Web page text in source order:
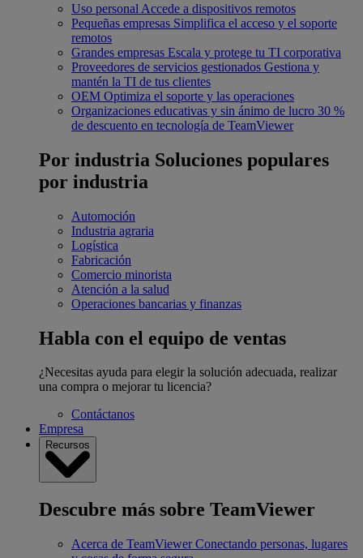
Uso personal Accede a dispositivos remotos
Pequeñas empresas Simplifica el acceso y el soporte
remotos
Grandes empresas Escala y protege tu TI corporativa
Proveedores de servicios gestionados Gestiona y
mantén la TI de tus clientes
OEM Optimiza el soporte y las operaciones
Organizaciones educativas y sin ánimo de lucro 30 %
de descuento en tecnología de TeamViewer
Por industria Soluciones populares
por industria
Automoción
Industria agraria
Logística
Fabricación
Comercio minorista
Atención a la salud
Operaciones bancarias y finanzas
Habla con el equipo de ventas
¿Necesitas ayuda para elegir la solución adecuada, realizar
una compra o mejorar tu licencia?
Contáctanos
Empresa
Recursos
Descubre más sobre TeamViewer
Acerca de TeamViewer Conectando personas, lugares